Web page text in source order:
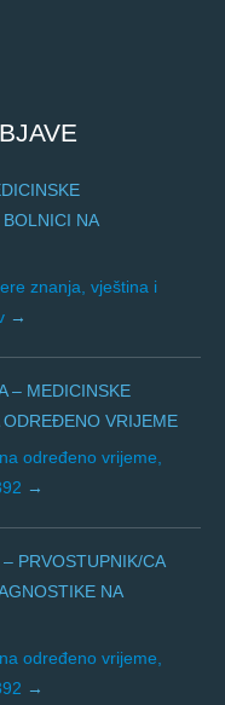
NA
znanja, vještina i
– MEDICINSKE
VRIJEME
određeno vrijeme,
PRVOSTUPNIK/CA
NA
određeno vrijeme,